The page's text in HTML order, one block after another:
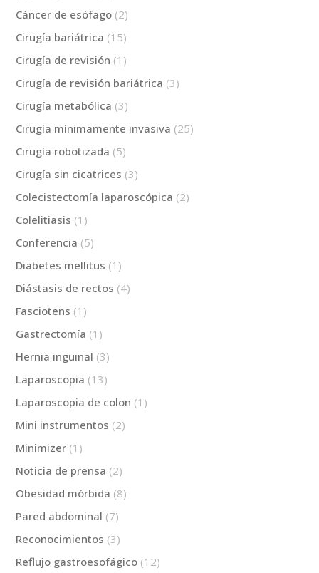
Cáncer de esófago (2)
Cirugía bariátrica (15)
Cirugía de revisión (1)
Cirugía de revisión bariátrica (3)
Cirugía metabólica (3)
Cirugía mínimamente invasiva (25)
Cirugía robotizada (5)
Cirugía sin cicatrices (3)
Colecistectomía laparoscópica (2)
Colelitiasis (1)
Conferencia (5)
Diabetes mellitus (1)
Diástasis de rectos (4)
Fasciotens (1)
Gastrectomía (1)
Hernia inguinal (3)
Laparoscopia (13)
Laparoscopia de colon (1)
Mini instrumentos (2)
Minimizer (1)
Noticia de prensa (2)
Obesidad mórbida (8)
Pared abdominal (7)
Reconocimientos (3)
Reflujo gastroesofágico (12)